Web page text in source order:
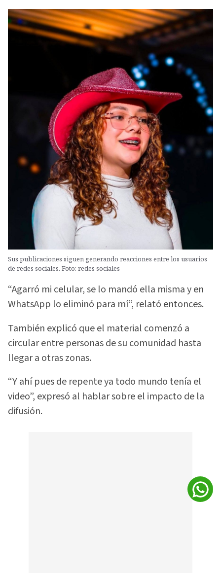
Sus publicaciones siguen generando reacciones entre los usuarios
de redes sociales. Foto: redes sociales
“Agarró mi celular, se lo mandó ella misma y en
WhatsApp lo eliminó para mí”, relató entonces.
También explicó que el material comenzó a
circular entre personas de su comunidad hasta
llegar a otras zonas.
“Y ahí pues de repente ya todo mundo tenía el
video”, expresó al hablar sobre el impacto de la
difusión.